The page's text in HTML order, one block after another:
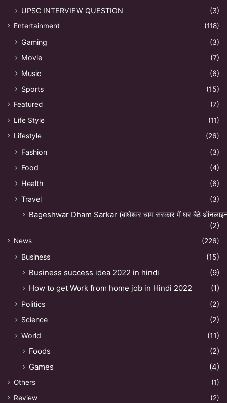
UPSC INTERVIEW QUESTION
(3)
Entertainment (118)
Gaming
(3)
Movie
(7)
Music
(6)
Sports
(15)
Featured
(7)
Life Style
(11)
Lifestyle
(26)
Fashion
(3)
Food
(4)
Health
(6)
Travel
(3)
Bageshwar Dham Sarkar (बाघेश्वर धाम सरकार में घर बैठे
(2)
News (226)
Business (15)
Business success idea 2022 in hindi
(9)
How to get Work from home job in Hindi 2022
(1)
Politics
(2)
Science
(2)
World
(11)
Foods
(2)
Games
(4)
Others
(1)
Review
(2)